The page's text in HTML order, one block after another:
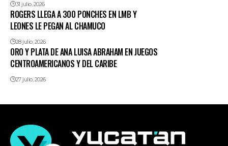
31 julio, 2026
ROGERS LLEGA A 300 PONCHES EN LMB Y
LEONES LE PEGAN AL CHAMUCO
28 julio, 2026
ORO Y PLATA DE ANA LUISA ABRAHAM EN JUEGOS
CENTROAMERICANOS Y DEL CARIBE
27 julio, 2026